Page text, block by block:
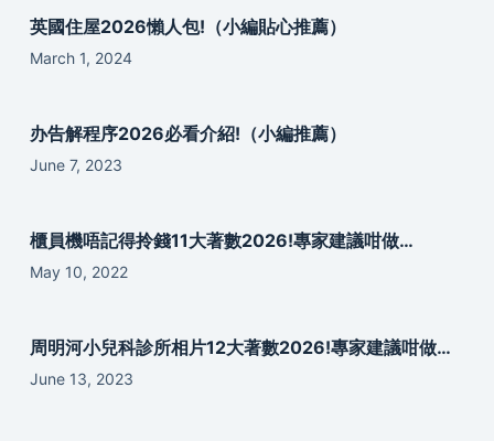
英國住屋2026懶人包!（小編貼心推薦）
March 1, 2024
办告解程序2026必看介紹!（小編推薦）
June 7, 2023
櫃員機唔記得拎錢11大著數2026!專家建議咁做…
May 10, 2022
周明河小兒科診所相片12大著數2026!專家建議咁做…
June 13, 2023